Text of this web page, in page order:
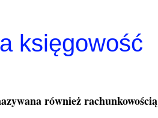
księgowość
również